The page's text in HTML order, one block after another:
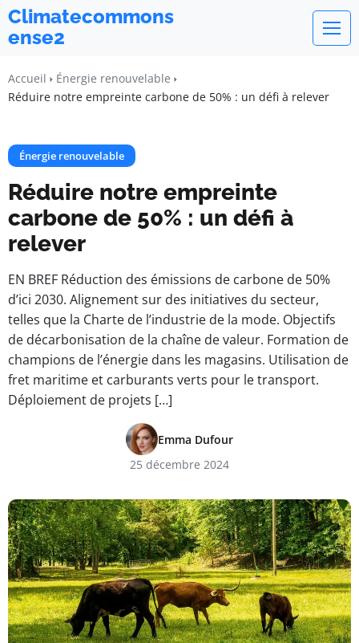
Climatecommons
ense2
Accueil
Énergie renouvelable
Réduire notre empreinte carbone de 50% : un défi à relever
Énergie renouvelable
Réduire notre empreinte
carbone de 50% : un défi à
relever
EN BREF Réduction des émissions de carbone de 50%
d’ici 2030. Alignement sur des initiatives du secteur,
telles que la Charte de l’industrie de la mode. Objectifs
de décarbonisation de la chaîne de valeur. Formation de
champions de l’énergie dans les magasins. Utilisation de
fret maritime et carburants verts pour le transport.
Déploiement de projets […]
Emma Dufour
25 décembre 2024